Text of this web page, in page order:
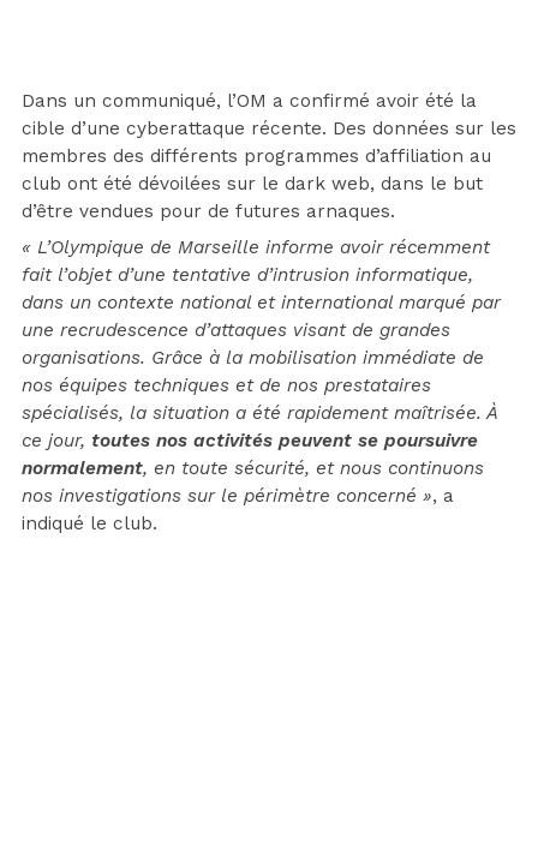
Dans un communiqué, l’OM a confirmé avoir été la
cible d’une cyberattaque récente. Des données sur les
membres des différents programmes d’affiliation au
club ont été dévoilées sur le dark web, dans le but
d’être vendues pour de futures arnaques.
« L’Olympique de Marseille informe avoir récemment
fait l’objet d’une tentative d’intrusion informatique,
dans un contexte national et international marqué par
une recrudescence d’attaques visant de grandes
organisations. Grâce à la mobilisation immédiate de
nos équipes techniques et de nos prestataires
spécialisés, la situation a été rapidement maîtrisée. À
ce jour, toutes nos activités peuvent se poursuivre
normalement, en toute sécurité, et nous continuons
nos investigations sur le périmètre concerné », a
indiqué le club.